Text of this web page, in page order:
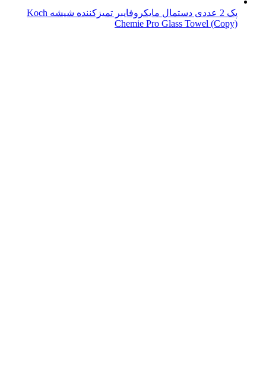
پک 2 عددی دستمال مایکروفایبر تمیزکننده شیشه Koch
Chemie Pro Glass Towel (Copy)